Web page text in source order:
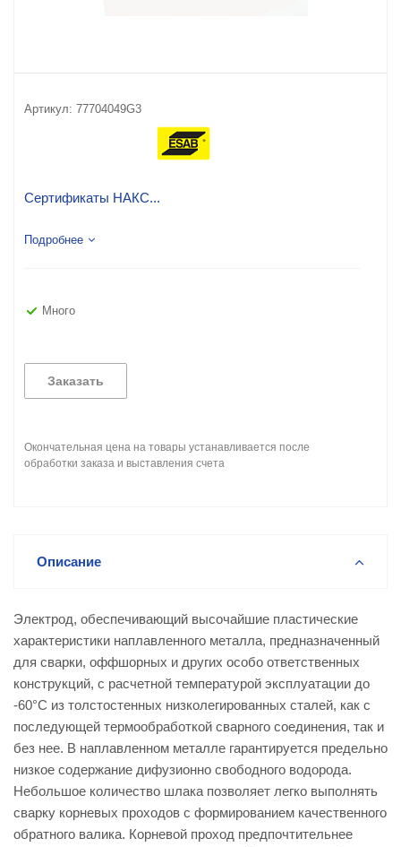
Артикул: 77704049G3
Сертификаты НАКС...
Подробнее
Много
Заказать
Окончательная цена на товары устанавливается после
обработки заказа и выставления счета
Описание
Электрод, обеспечивающий высочайшие пластические
характеристики наплавленного металла, предназначенный
для сварки, оффшорных и других особо ответственных
конструкций, с расчетной температурой эксплуатации до
-60°С из толстостенных низколегированных сталей, как с
последующей термообработкой сварного соединения, так и
без нее. В наплавленном металле гарантируется предельно
низкое содержание дифузионно свободного водорода.
Небольшое количество шлака позволяет легко выполнять
сварку корневых проходов с формированием качественного
обратного валика. Корневой проход предпочтительнее